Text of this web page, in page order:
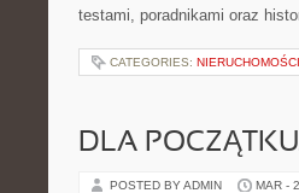
testami, poradnikami oraz
CATEGORIES: NIERUCHOMOŚCI
DLA
POSTED BY ADMIN MAR -